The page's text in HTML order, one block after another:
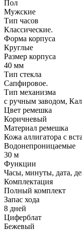
Пол
Мужские
Тип часов
Классические.
Форма корпуса
Круглые
Размер корпуса
40 мм
Тип стекла
Сапфировое.
Тип механизма
с ручным заводом,
Цвет ремешка
Коричневый
Материал ремешка
Кожа аллигатора с
Водонепроницаемые
30 м
Функции
Часы, минуты, дата,
Комплектация
Полный комплект
Запас хода
8 дней
Циферблат
Бежевый